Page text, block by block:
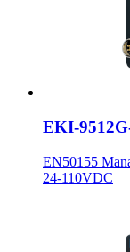
EKI-
EN50155
24-110VDC